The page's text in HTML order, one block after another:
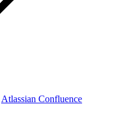
Atlassian Confluence